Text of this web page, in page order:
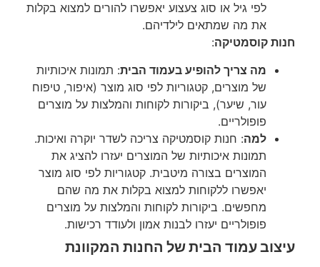
לפי גיל או סוג צעצוע יאפשרו להורים למצוא בקלות
את מה שמתאים לילדיהם.
חנות קוסמטיקה:
מה צריך להופיע בעמוד הבית: תמונות איכותיות
של מוצרים, קטגוריות לפי סוג מוצר (איפור, טיפוח
עור, שיער), ביקורות לקוחות והמלצות על מוצרים
פופולריים.
למה: חנות קוסמטיקה צריכה לשדר יוקרה ואיכות.
תמונות איכותיות של המוצרים יעזרו להציג את
המוצרים בצורה מיטבית. קטגוריות לפי סוג מוצר
יאפשרו ללקוחות למצוא בקלות את מה שהם
מחפשים. ביקורות לקוחות והמלצות על מוצרים
פופולריים יעזרו לבנות אמון ולעודד רכישות.
עיצוב עמוד הבית של החנות המקוונת